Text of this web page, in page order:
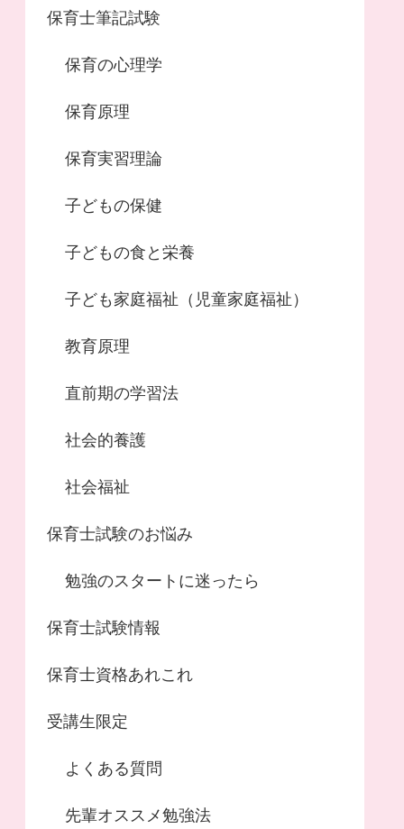
保育士筆記試験
保育の心理学
保育原理
保育実習理論
子どもの保健
子どもの食と栄養
子ども家庭福祉（児童家庭福祉）
教育原理
直前期の学習法
社会的養護
社会福祉
保育士試験のお悩み
勉強のスタートに迷ったら
保育士試験情報
保育士資格あれこれ
受講生限定
よくある質問
先輩オススメ勉強法